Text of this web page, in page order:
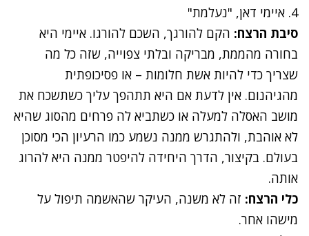
4. איימי דאן, "נעלמת"
סיבת הרצח: הקם להורגך, השכם להורגו. איימי היא
בחורה מהממת, מבריקה ובלתי צפוייה, שזה כל מה
שצריך כדי להיות אשת חלומות – או פסיכופתית
מהגיהנום. אין לדעת אם היא תתהפך עליך כשתשכח את
מושב האסלה למעלה או כשתביא לה פרחים מהסוג שהיא
לא אוהבת, ולהתגרש ממנה נשמע כמו הרעיון הכי מסוכן
בעולם. בקיצור, הדרך היחידה להיפטר ממנה היא להרוג
אותה.
כלי הרצח: זה לא משנה, העיקר שהאשמה תיפול על
מישהו אחר.